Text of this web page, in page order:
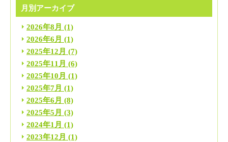
月別アーカイブ
2026年8月 (1)
2026年6月 (1)
2025年12月 (7)
2025年11月 (6)
2025年10月 (1)
2025年7月 (1)
2025年6月 (8)
2025年5月 (3)
2024年1月 (1)
2023年12月 (1)